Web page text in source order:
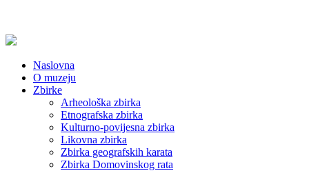
Naslovna
O muzeju
Zbirke
Arheološka zbirka
Etnografska zbirka
Kulturno-povijesna zbirka
Likovna zbirka
Zbirka geografskih karata
Zbirka Domovinskog rata